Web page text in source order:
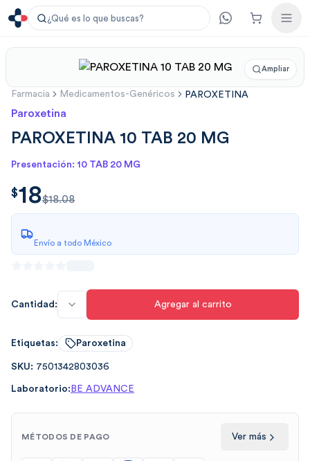
¿Qué es lo que buscas?
Ampliar
Farmacia Medicamentos-Genéricos PAROXETINA
Paroxetina
PAROXETINA 10 TAB 20 MG
Presentación: 10 TAB 20 MG
$ 18.00
$18$18.08
Envío a todo México
Cantidad: Agregar al carrito
Etiquetas: Paroxetina
SKU: 7501342803036
Laboratorio: BE ADVANCE
MÉTODOS DE PAGO Ver más